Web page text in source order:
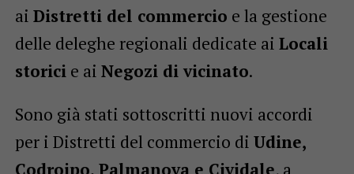
ai Distretti del commercio e la gestione
delle deleghe regionali dedicate ai Locali
storicie ai Negozi di vicinato.
Sono già stati sottoscritti nuovi accordi
per i Distretti del commercio di Udine,
Codroipo, Palmanova e Cividale, a